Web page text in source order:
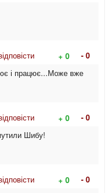
+ 0
- 0
і працює...Може вже
+ 0
- 0
Шибу!
+ 0
- 0